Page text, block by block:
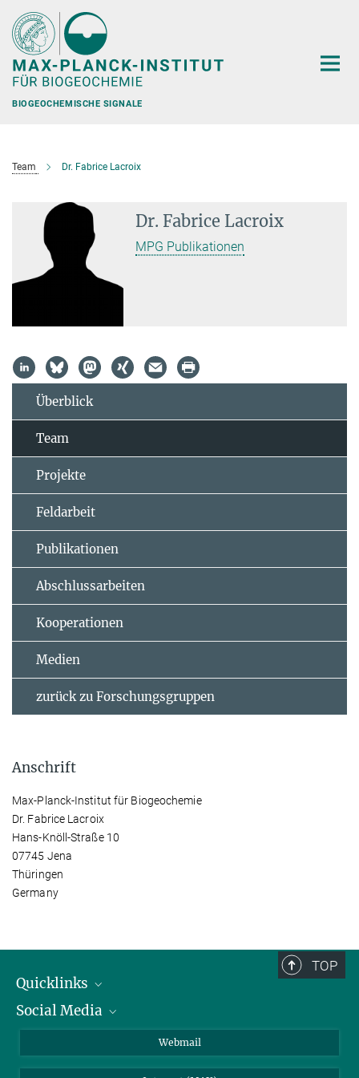
Hauptinhalt
BIOGEOCHEMISCHE SIGNALE
Team Dr. Fabrice Lacroix
Dr. Fabrice Lacroix
MPG Publikationen
Überblick
Team
Projekte
Feldarbeit
Publikationen
Abschlussarbeiten
Kooperationen
Medien
zurück zu Forschungsgruppen
Anschrift
Max-Planck-Institut für Biogeochemie
Dr. Fabrice Lacroix
Hans-Knöll-Straße 10
07745 Jena
Thüringen
Germany
TOP
Quicklinks
IMPRS Graduiertenschule
Social Media
Webmail